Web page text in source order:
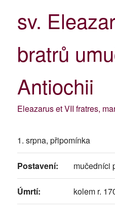
sv.
bratrů
Antiochii
Eleazarus et VII fratres,
1. srpna, připomínka
Postavení: mučedníci
Úmrtí: kolem r.